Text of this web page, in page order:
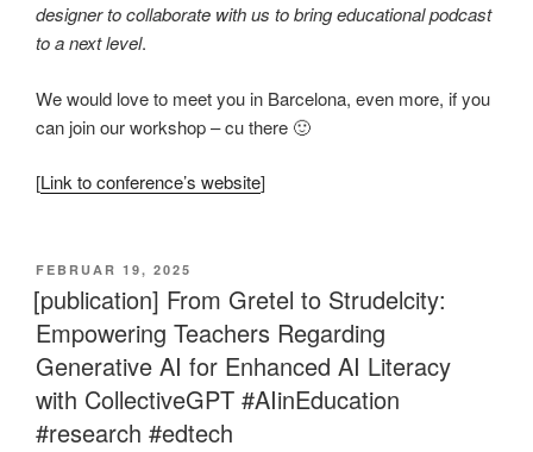
designer to collaborate with us to bring educational podcast
to a next level.
We would love to meet you in Barcelona, even more, if you
can join our workshop – cu there 🙂
[Link to conference’s website]
VERÖFFENTLICHT
AM
FEBRUAR 19, 2025
[publication] From Gretel to Strudelcity:
Empowering Teachers Regarding
Generative AI for Enhanced AI Literacy
with CollectiveGPT #AIinEducation
#research #edtech